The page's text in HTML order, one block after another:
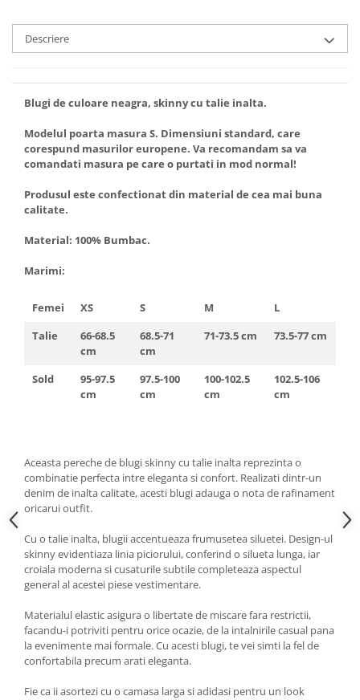
Descriere
Blugi de culoare neagra, skinny cu talie inalta.
Modelul poarta masura S. Dimensiuni standard, care
corespund masurilor europene. Va recomandam sa va
comandati masura pe care o purtati in mod normal!
Produsul este confectionat din material de cea mai buna
calitate.
Material: 100% Bumbac.
Marimi:
Femei XS S M
L
Talie
66-68.5
cm
68.5-71
cm
71-73.5 cm 73.5-77 cm
Sold
95-97.5
cm
97.5-100
cm
100-102.5
cm
102.5-106
cm
Aceasta pereche de blugi skinny cu talie inalta reprezinta o
combinatie perfecta intre eleganta si confort. Realizati dintr-un
denim de inalta calitate, acesti blugi adauga o nota de rafinament
oricarui outfit.
Cu o talie inalta, blugii accentueaza frumusetea siluetei. Design-ul
skinny evidentiaza linia piciorului, conferind o silueta lunga, iar
croiala moderna si cusaturile subtile completeaza aspectul
general al acestei piese vestimentare.
Materialul elastic asigura o libertate de miscare fara restrictii,
facandu-i potriviti pentru orice ocazie, de la intalnirile casual pana
la evenimente mai formale. Cu acesti blugi, te vei simti la fel de
confortabila precum arati eleganta.
Fie ca ii asortezi cu o camasa larga si adidasi pentru un look